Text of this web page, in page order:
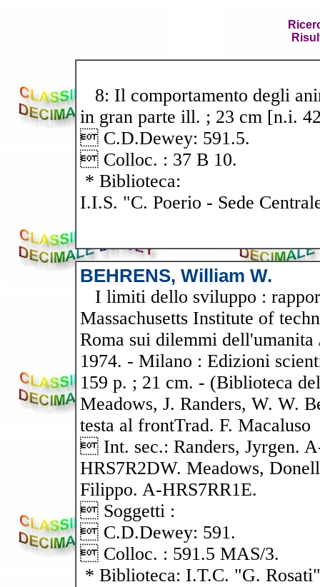
8: Il comportamento degli
in gran parte ill. ; 23 cm [n.i.
 C.D.Dewey: 591.5.
 Colloc. : 37 B 10.
* Biblioteca:
I.I.S. "C. Poerio - Sede
BEHRENS, William W.
I limiti dello sviluppo :
Massachusetts Institute of
Roma sui dilemmi
1974. - Milano : Edizioni
159 p. ; 21 cm. - (Biblioteca
Meadows, J. Randers, W. W.
testa al frontTrad. F. Macaluso
 Int. sec.: Randers, Jyrgen.
HRS7R2DW. Meadows,
Filippo. A-HRS7RR1E.
 Soggetti :
 C.D.Dewey: 591.
 Colloc. : 591.5 MAS/3.
* Biblioteca: I.T.C. "G. Rosati"